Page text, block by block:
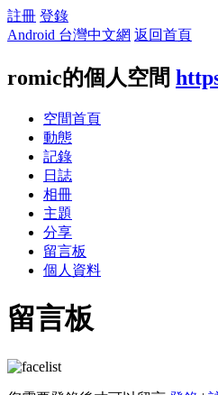
註冊 登錄
Android 台灣中文網 返回首頁
romic的個人空間
空間首頁
動態
記錄
日誌
相冊
主題
分享
留言板
個人資料
留言板